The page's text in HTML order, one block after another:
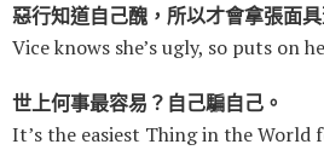
惡行知道自己醜，所以才會拿張面具
Vice knows she’s ugly, so puts on
世上何事最容易？自己騙自己。
It’s the easiest Thing in the World